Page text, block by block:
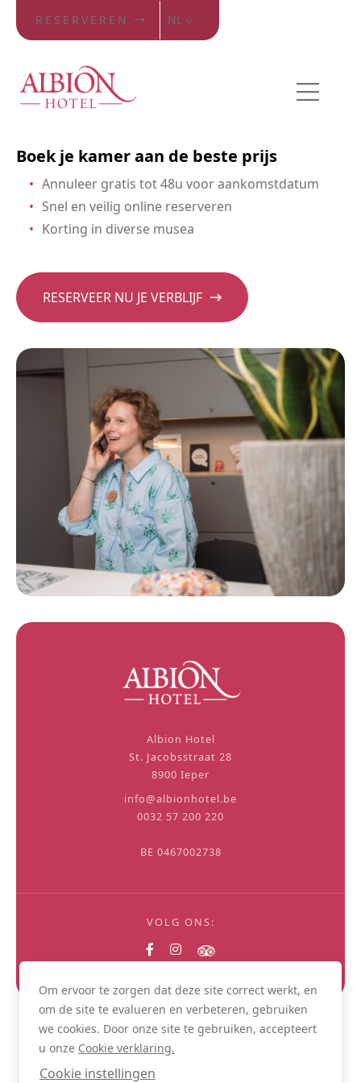
RESERVEREN NL
Boek je kamer aan de beste prijs
Annuleer gratis tot 48u voor aankomstdatum
Snel en veilig online reserveren
Korting in diverse musea
RESERVEER NU JE VERBLIJF
Albion Hotel
St. Jacobsstraat 28
8900 Ieper
info@albionhotel.be
0032 57 200 220
BE 0467002738
VOLG ONS:
ALGEMENE VOORWAARDEN
NL
Om ervoor te zorgen dat deze site correct werkt, en
om de site te evalueren en verbeteren, gebruiken
we cookies. Door onze site te gebruiken, accepteert
u onze Cookie verklaring.
Cookie instellingen